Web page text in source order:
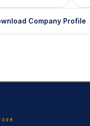
Company Profile